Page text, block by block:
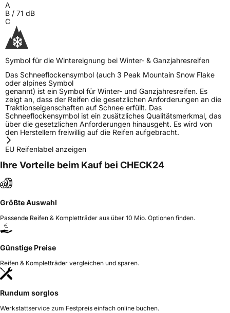
A
B / 71 dB
C
Symbol für die Wintereignung bei Winter- & Ganzjahresreifen
Das Schneeflockensymbol (auch 3 Peak Mountain Snow Flake
oder alpines Symbol
genannt) ist ein Symbol für Winter- und Ganzjahresreifen. Es
zeigt an, dass der Reifen die gesetzlichen Anforderungen an die
Traktionseigenschaften auf Schnee erfüllt. Das
Schneeflockensymbol ist ein zusätzliches Qualitätsmerkmal, das
über die gesetzlichen Anforderungen hinausgeht. Es wird von
den Herstellern freiwillig auf die Reifen aufgebracht.
EU Reifenlabel anzeigen
Ihre Vorteile beim Kauf bei CHECK24
Größte Auswahl
Passende Reifen & Kompletträder aus über 10 Mio. Optionen finden.
Günstige Preise
Reifen & Kompletträder vergleichen und sparen.
Rundum sorglos
Werkstattservice zum Festpreis einfach online buchen.